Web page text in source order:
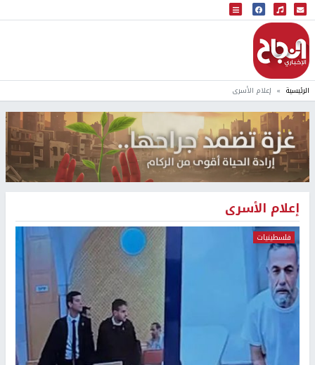
البث المباشر
إذاعة النجاح
الرئيسية إعلام الأسرى
إعلام الأسرى
فلسطينيات